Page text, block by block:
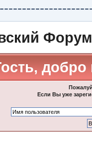
Форум
Если Вы уже